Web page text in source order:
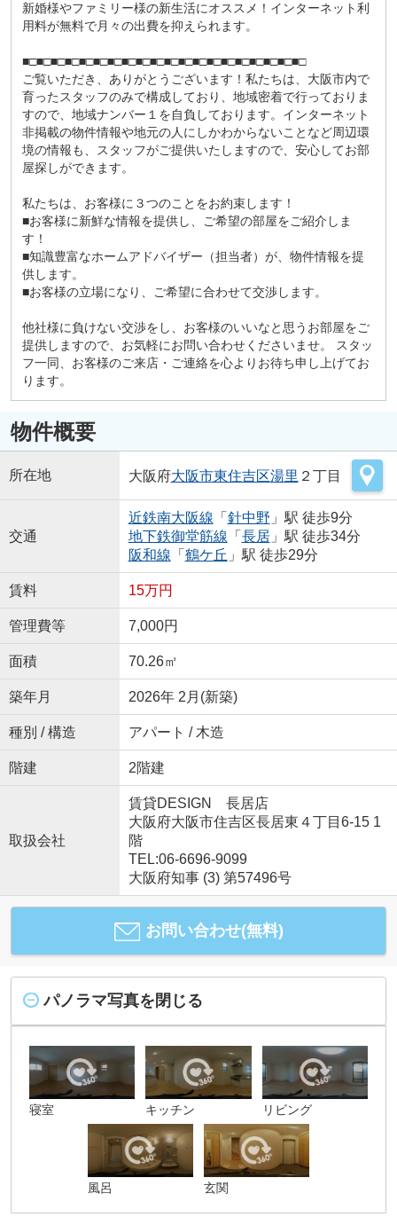
新婚様やファミリー様の新生活にオススメ！インターネット利
用料が無料で月々の出費を抑えられます。
■□■□■□■□■□■□■□■□■□■□■□■□■□■□■□■□■□■□■□■□
ご覧いただき、ありがとうございます！私たちは、大阪市内で
育ったスタッフのみで構成しており、地域密着で行っておりま
すので、地域ナンバー１を自負しております。インターネット
非掲載の物件情報や地元の人にしかわからないことなど周辺環
境の情報も、スタッフがご提供いたしますので、安心してお部
屋探しができます。
私たちは、お客様に３つのことをお約束します！
■お客様に新鮮な情報を提供し、ご希望の部屋をご紹介しま
す！
■知識豊富なホームアドバイザー（担当者）が、物件情報を提
供します。
■お客様の立場になり、ご希望に合わせて交渉します。
他社様に負けない交渉をし、お客様のいいなと思うお部屋をご
提供しますので、お気軽にお問い合わせくださいませ。 スタッ
フ一同、お客様のご来店・ご連絡を心よりお待ち申し上げてお
ります。
物件概要
所在地 大阪府大阪市東住吉区湯里 ２丁目
交通
近鉄南大阪線 「 針中野 」駅 徒歩9分
地下鉄御堂筋線 「 長居」駅 徒歩34分
阪和線 「 鶴ケ丘 」駅 徒歩29分
賃料 15万円
管理費等 7,000円
面積 70.26㎡
築年月 2026年 2月(新築)
種別 / 構造 アパート / 木造
階建 2階建
取扱会社
賃貸DESIGN 長居店
大阪府大阪市住吉区長居東４丁目6-15 1
階
TEL:06-6696-9099
大阪府知事 (3) 第57496号
お問い合わせ(無料)
パノラマ写真を閉じる
寝室 キッチン リビング
風呂 玄関